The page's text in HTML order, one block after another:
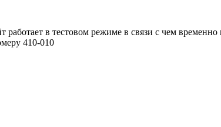
в тестовом режиме в связи с чем временно
410-010